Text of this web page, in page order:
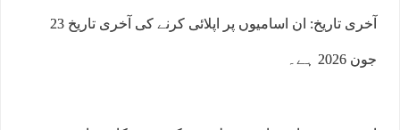
آخری تاریخ: ان اسامیوں پر اپلائی کرنے کی آخری تاریخ 23
جون 2026 ہے۔